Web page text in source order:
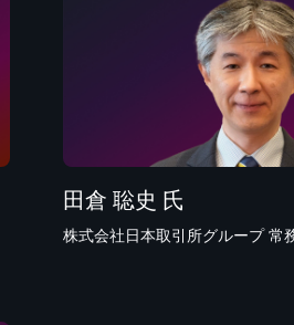
田倉 聡史 氏
株式会社日本取引所グループ 常